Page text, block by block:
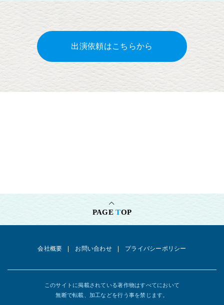
出演依頼はこちらから
PAGETOP
会社概要 お問い合わせ プライバシーポリシー
このサイトに掲載されている著作物はすべてにおいて
無断で転載、加工などを行う事を禁じます。